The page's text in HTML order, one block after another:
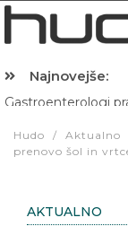
Najnovejše:
Gastroenterologi
Hudo / Aktualno
prenovo šol in
AKTUALNO